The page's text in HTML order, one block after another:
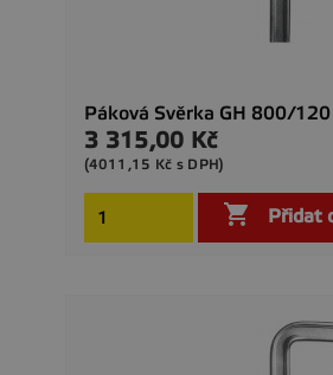
Páková Svěrka GH 800/120
Cena
3 315,00 Kč
(4011,15 Kč s DPH)
 Přidat